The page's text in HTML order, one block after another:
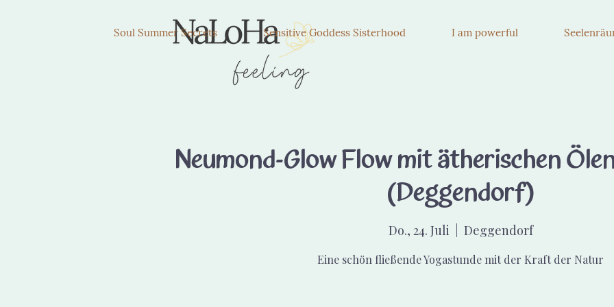
Soul Summer Secrets Sensitive Goddess Sisterhood I am powerful
Neumond-Glow Flow mit ätherischen
(Deggendorf)
Do., 24. Juli Deggendorf
Eine schön fließende Yogastunde mit der Kraft der Natur